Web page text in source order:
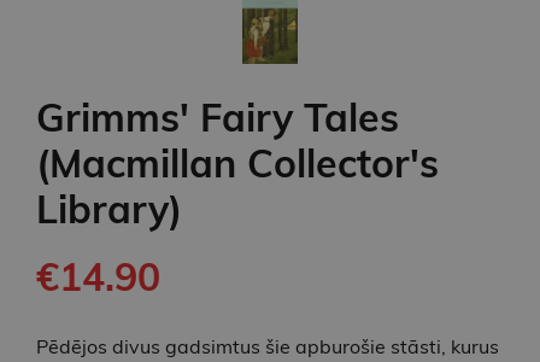
Grimms' Fairy Tales
(Macmillan Collector's
Library)
€14.90
Pēdējos divus gadsimtus šie apburošie stāsti, kurus